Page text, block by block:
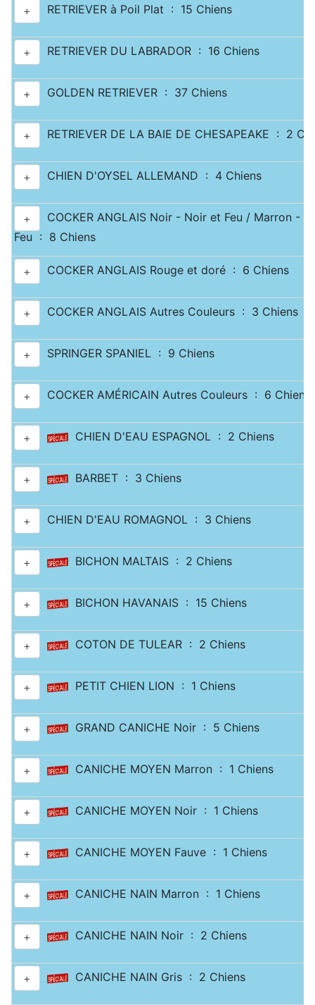
+ RETRIEVER à Poil Plat : 15 Chiens
+ RETRIEVER DU LABRADOR : 16 Chiens
+ GOLDEN RETRIEVER : 37 Chiens
+ RETRIEVER DE LA BAIE DE CHESAPEAKE : 2
+ CHIEN D'OYSEL ALLEMAND : 4 Chiens
+
COCKER ANGLAIS Noir - Noir et Feu / Marron -
Feu : 8 Chiens
+ COCKER ANGLAIS Rouge et doré : 6 Chiens
+ COCKER ANGLAIS Autres Couleurs : 3 Chiens
+ SPRINGER SPANIEL : 9 Chiens
+ COCKER AMÉRICAIN Autres Couleurs : 6 Chiens
+ CHIEN D'EAU ESPAGNOL : 2 Chiens
+ BARBET : 3 Chiens
+ CHIEN D'EAU ROMAGNOL : 3 Chiens
+ BICHON MALTAIS : 2 Chiens
+ BICHON HAVANAIS : 15 Chiens
+ COTON DE TULEAR : 2 Chiens
+ PETIT CHIEN LION : 1 Chiens
+ GRAND CANICHE Noir : 5 Chiens
+ CANICHE MOYEN Marron : 1 Chiens
+ CANICHE MOYEN Noir : 1 Chiens
+ CANICHE MOYEN Fauve : 1 Chiens
+ CANICHE NAIN Marron : 1 Chiens
+ CANICHE NAIN Noir : 2 Chiens
+ CANICHE NAIN Gris : 2 Chiens